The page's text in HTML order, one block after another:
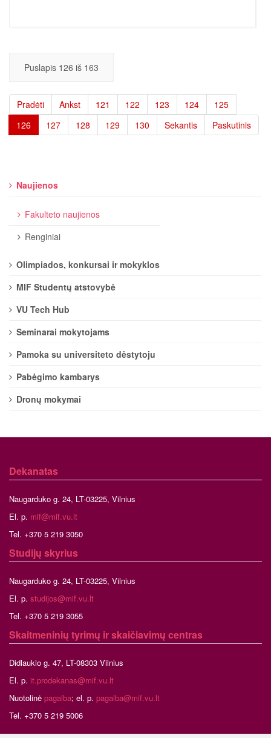
Puslapis 126 iš 163
Pradėti Ankst 121 122 123 124
125
126
127 128 129 130 Sekantis Paskutinis
Naujienos
Fakulteto naujienos
Renginiai
Olimpiados, konkursai ir mokyklos
MIF Studentų atstovybė
VU Tech Hub
Seminarai mokytojams
Pamoka su universiteto dėstytoju
Pabėgimo kambarys
Dronų mokymai
Dekanatas
Naugarduko g. 24, LT-03225, Vilnius
El. p. mif@mif.vu.lt
Tel. +370 5 219 3050
Studijų skyrius
Naugarduko g. 24, LT-03225, Vilnius
El. p. studijos@mif.vu.lt
Tel. +370 5 219 3055
Skaitmeninių tyrimų ir skaičiavimų centras
Didlaukio g. 47, LT-08303 Vilnius
El. p. it.prodekanas@mif.vu.lt
Nuotolinė pagalba; el. p. pagalba@mif.vu.lt
Tel. +370 5 219 5006